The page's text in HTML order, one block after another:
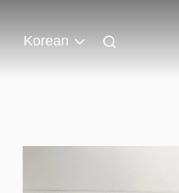
Korean